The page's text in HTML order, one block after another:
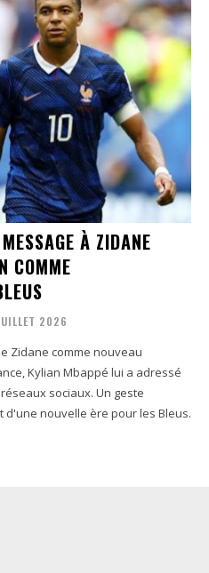
À ZIDANE
COMME
2026
Zidane comme nouveau
Kylian Mbappé lui a adressé
sociaux. Un geste
nouvelle ère pour les Bleus.